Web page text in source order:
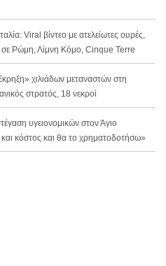
Viral βίντεο με ατελείωτες ουρές,
Ρώμη, Λίμνη Κόμο, Cinque Terre
χιλιάδων μεταναστών στη
στρατός, 18 νεκροί
υγειονομικών στον Άγιο
κόστος και θα το χρηματοδοτήσω»